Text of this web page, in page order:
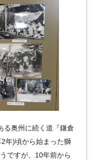
る奥州に続く道『鎌倉
年)頃から始まった獅
ですが、10年前から